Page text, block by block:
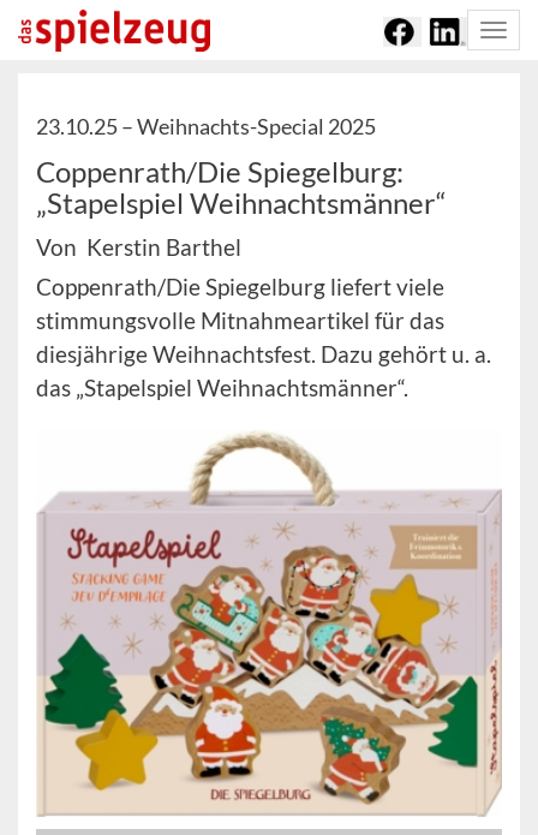
23.10.25 –Weihnachts-Special 2025
Coppenrath/Die Spiegelburg:
„Stapelspiel Weihnachtsmänner“
Von Kerstin Barthel
Coppenrath/Die Spiegelburg liefert viele
stimmungsvolle Mitnahmeartikel für das
diesjährige Weihnachtsfest. Dazu gehört u. a.
das „Stapelspiel Weihnachtsmänner“.